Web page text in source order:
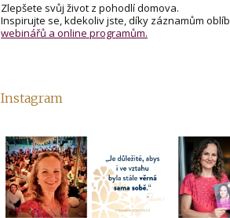
Zlepšete svůj život z pohodlí domova.
Inspirujte se, kdekoliv jste, díky záznamům
webinářů a online programům.
Instagram